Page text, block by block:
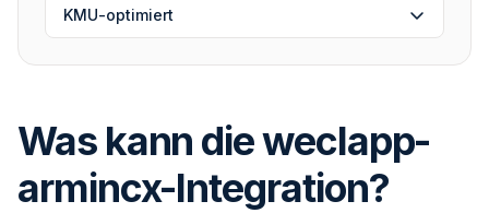
KMU-optimiert
Was kann die weclapp-
armincx-Integration?